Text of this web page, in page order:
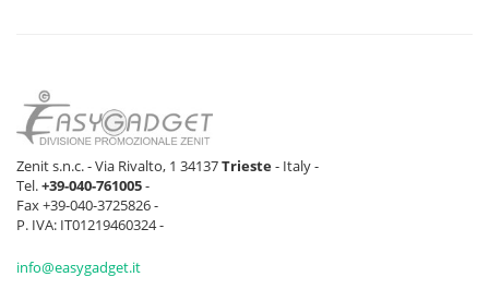
Zenit s.n.c. - Via Rivalto, 1 34137Trieste- Italy -
Tel.+39-040-761005-
Fax +39-040-3725826 -
P. IVA: IT01219460324 -
info@easygadget.it